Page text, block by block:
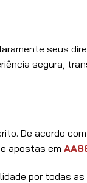
seus
segura,
De acordo
apostas em
por todas